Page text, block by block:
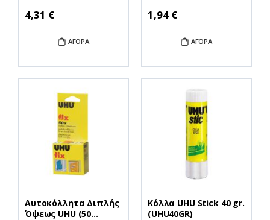
mm x 33 m (8111933)
(MMM8111933)
4,31 €
ΑΓΟΡΆ
1,94 €
ΑΓΟΡΆ
Αυτοκόλλητα Διπλής
Όψεως UHU (50
Κόλλα UHU Stick 40 gr.
(UHU40GR)